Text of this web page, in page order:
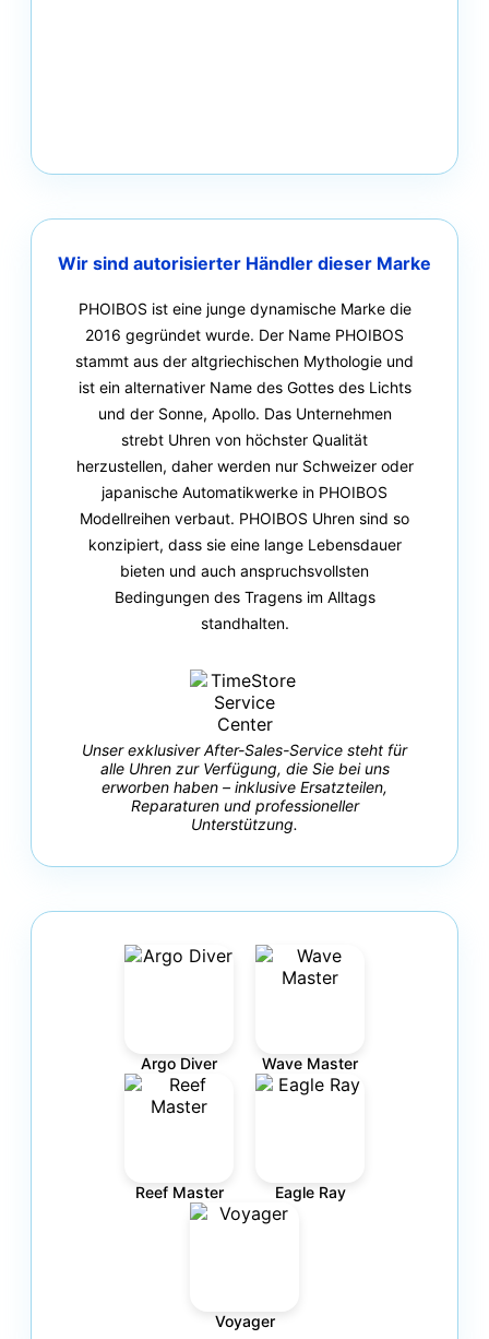
Wir sind autorisierter Händler dieser Marke
PHOIBOS ist eine junge dynamische Marke die
2016 gegründet wurde. Der Name PHOIBOS
stammt aus der altgriechischen Mythologie und
ist ein alternativer Name des Gottes des Lichts
und der Sonne, Apollo. Das Unternehmen
strebt Uhren von höchster Qualität
herzustellen, daher werden nur Schweizer oder
japanische Automatikwerke in PHOIBOS
Modellreihen verbaut. PHOIBOS Uhren sind so
konzipiert, dass sie eine lange Lebensdauer
bieten und auch anspruchsvollsten
Bedingungen des Tragens im Alltags
standhalten.
Unser exklusiver After-Sales-Service steht für
alle Uhren zur Verfügung, die Sie bei uns
erworben haben – inklusive Ersatzteilen,
Reparaturen und professioneller
Unterstützung.
Argo Diver Wave Master
Reef Master Eagle Ray
Voyager